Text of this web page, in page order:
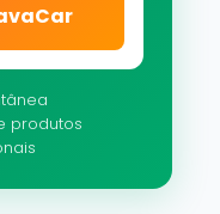
produtos